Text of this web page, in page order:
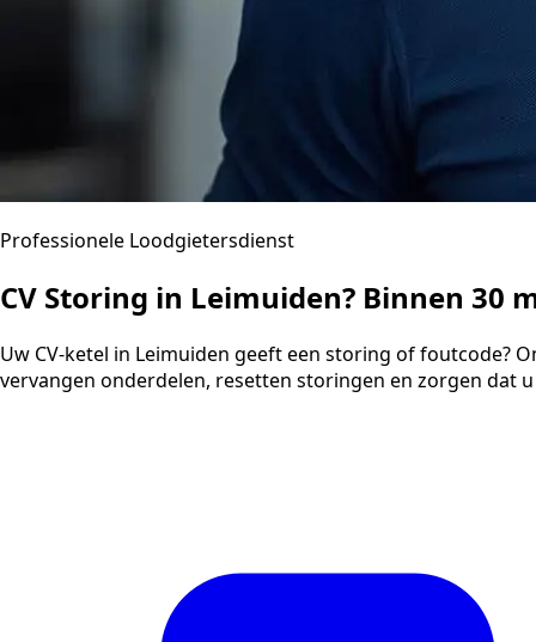
Professionele Loodgietersdienst
CV Storing in Leimuiden? Binnen 30
Uw CV-ketel in Leimuiden geeft een storing of foutcode?
vervangen onderdelen, resetten storingen en zorgen dat